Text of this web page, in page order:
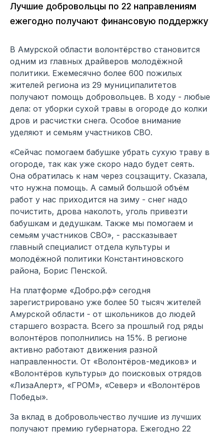
Лучшие добровольцы по 22 направлениям
ежегодно получают финансовую поддержку
В Амурской области волонтёрство становится
одним из главных драйверов молодёжной
политики. Ежемесячно более 600 пожилых
жителей региона из 29 муниципалитетов
получают помощь добровольцев. В ходу - любые
дела: от уборки сухой травы в огороде до колки
дров и расчистки снега. Особое внимание
уделяют и семьям участников СВО.
«Сейчас помогаем бабушке убрать сухую траву в
огороде, так как уже скоро надо будет сеять.
Она обратилась к нам через соцзащиту. Сказала,
что нужна помощь. А самый большой объём
работ у нас приходится на зиму - снег надо
почистить, дрова наколоть, уголь привезти
бабушкам и дедушкам. Также мы помогаем и
семьям участников СВО», - рассказывает
главный специалист отдела культуры и
молодёжной политики Константиновского
района, Борис Пенской.
На платформе «Добро.рф» сегодня
зарегистрировано уже более 50 тысяч жителей
Амурской области - от школьников до людей
старшего возраста. Всего за прошлый год ряды
волонтёров пополнились на 15%. В регионе
активно работают движения разной
направленности. От «Волонтёров-медиков» и
«Волонтёров культуры» до поисковых отрядов
«ЛизаАлерт», «ГРОМ», «Север» и «Волонтёров
Победы».
За вклад в добровольчество лучшие из лучших
получают премию губернатора. Ежегодно 22